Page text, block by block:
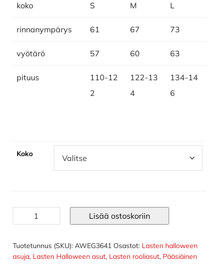
koko S M L
rinnanympärys 61 67 73
vyötärö 57 60 63
pituus
110-12
2
122-13
4
134-14
6
Koko
asu
määrä
Lisää ostoskoriin
Tuotetunnus (SKU): AWEG3641 Osastot: Lasten halloween
asuja, Lasten Halloween asut, Lasten rooliasut, Pääsiäinen